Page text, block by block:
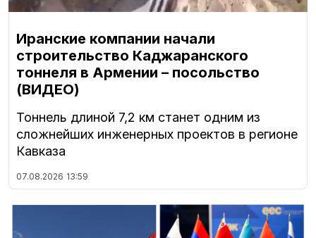
Иранские компании начали
строительство Каджаранского
тоннеля в Армении – посольство
(ВИДЕО)
Тоннель длиной 7,2 км станет одним из
сложнейших инженерных проектов в регионе
Кавказа
07.08.2026 13:59